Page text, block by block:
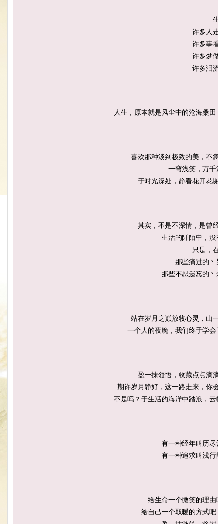
许多人
许多事
许多梦
许多泪
人生，原本就是风尘中的沧海桑
喜欢那种淡到极致的美，不
一弯浅笑，万
于时光深处，静看花开花
其实，不是不深情，是曾
生活的阡陌中，
只是，
那些痛过的
那些不忍遗忘的
站在岁月之巅放牧心灵，山
一个人的夜晚，我们终于学
盈一抹领悟，收藏点点滴
期许岁月静好，这一路走来，你
不是吗？于生活的海洋中踏浪，
有一种经年叫历
有一种追求叫浅
给生命一个微笑的理
给自己一个取暖的方式